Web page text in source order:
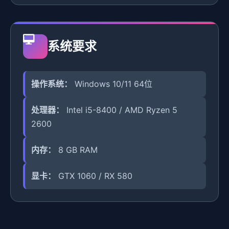
系统要求
操作系统： Windows 10/11 64位
处理器：
Intel i5-8400 / AMD Ryzen 5
2600
内存： 8 GB RAM
显卡： GTX 1060 / RX 580